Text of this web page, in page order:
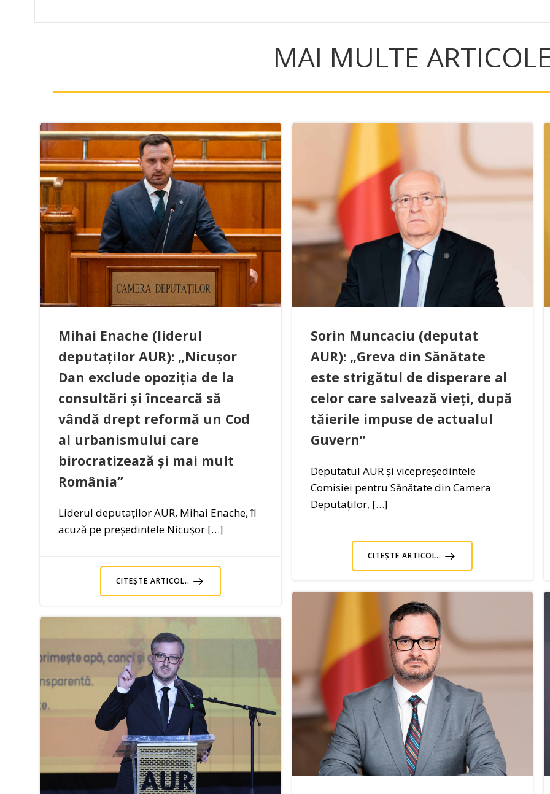
MAI MULTE
Mihai Enache (liderul
deputaților AUR): „Nicușor
Dan exclude opoziția de la
consultări și încearcă să
vândă drept reformă un Cod
al urbanismului care
birocratizează și mai mult
România”
Liderul deputaților AUR, Mihai Enache, îl
acuză pe președintele Nicușor […]
CITEȘTE ARTICOL..
Sorin Muncaciu (deputat
AUR): „Greva din Sănătate
este strigătul de disperare al
celor care salvează vieți, după
tăierile impuse de actualul
Guvern”
Deputatul AUR și vicepreședintele
Comisiei pentru Sănătate din Camera
Deputaților, […]
CITEȘTE ARTICOL..